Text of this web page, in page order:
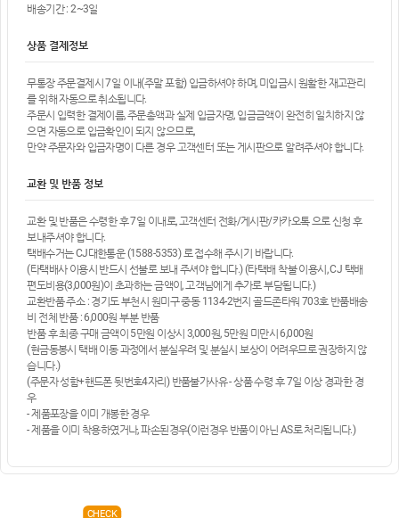
배송기간 : 2~3일
상품 결제정보
무통장 주문결제시 7일 이내(주말 포함) 입금하셔야 하며, 미입금시 원활한 재고관리
를 위해 자동으로 취소됩니다.
주문시 입력한 결제이름, 주문총액과 실제 입금자명, 입금금액이 완전히 일치하지 않
으면 자동으로 입금확인이 되지 않으므로,
만약 주문자와 입금자명이 다른 경우 고객센터 또는 게시판으로 알려주셔야 합니다.
교환 및 반품 정보
교환 및 반품은 수령한 후 7일 이내로, 고객센터 전화/게시판/카카오톡 으로 신청 후
보내주셔야 합니다.
택배수거는 CJ대한통운 (1588-5353) 로 접수해 주시기 바랍니다.
(타택배사 이용시 반드시 선불로 보내 주셔야 합니다.) (타택배 착불 이용시, CJ 택배
편도비용(3,000원)이 초과하는 금액이, 고객님에게 추가로 부담됩니다.)
교환반품 주소 : 경기도 부천시 원미구 중동 1134-2번지 골드존타워 703호 반품배송
비 전체 반품 : 6,000원 부분 반품
반품 후 최종 구매 금액이 5만원 이상시 3,000원, 5만원 미만시 6,000원
(현금동봉시 택배 이동 과정에서 분실우려 및 분실시 보상이 어려우므로 권장하지 않
습니다.)
(주문자 성함+핸드폰 뒷번호4자리) 반품불가사유 - 상품 수령 후 7일 이상 경과한 경
우
- 제품포장을 이미 개봉한 경우
- 제품을 이미 착용하였거나, 파손된경우(이런경우 반품이 아닌 AS로 처리됩니다.)
CHECK